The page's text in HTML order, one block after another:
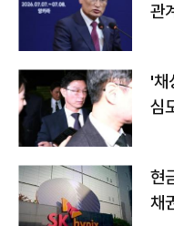
관
'채
심
현
채